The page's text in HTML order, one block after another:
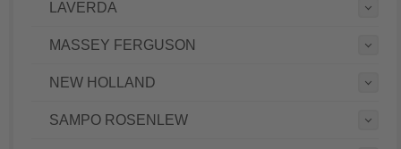
LAVERDA
MASSEY FERGUSON
NEW HOLLAND
SAMPO ROSENLEW